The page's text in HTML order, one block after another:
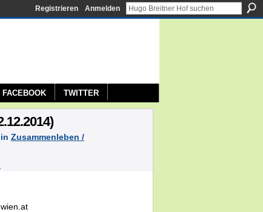
Registrieren Anmelden
FACEBOOK TWITTER
Zusammenleben /